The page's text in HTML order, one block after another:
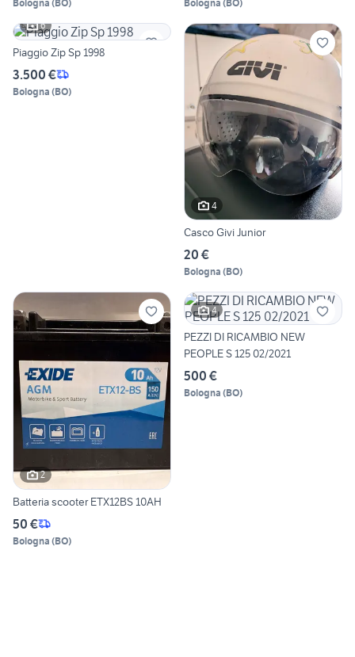
Bologna (BO) Bologna (BO)
6
Piaggio Zip Sp 1998
3.500 €
Bologna (BO)
4
Casco Givi Junior
20 €
Bologna (BO)
2
Batteria scooter ETX12BS 10AH
50 €
Bologna (BO)
4
PEZZI DI RICAMBIO NEW
PEOPLE S 125 02/2021
500 €
Bologna (BO)